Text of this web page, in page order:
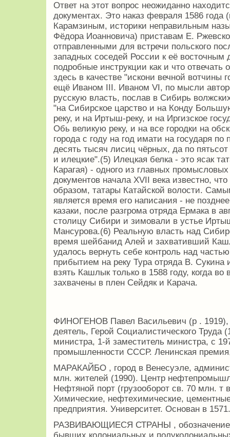
Ответ на этот вопрос неожиданно
документах. Это наказ февраля 1586
Карамзиным, историки неправильным
Фёдора Иоанновича) приставам Е.
отправленными для встречи польского
западных соседей России к её
подробные инструкции как и что
здесь в качестве "искони вечной вотчины
ещё Иваном III. Иваном VI, по мысли
русскую власть, послав в Сибирь
"на Сибирское царство и на Конду
реку, и на Иртыш-реку, и на Иргизское
Обь великую реку, и на все городки на
города с году на год имати на государя
десять тысяч лисиц чёрных, да по
и илецкие".(5) Илецкая белка - это ясак
Карагая) - одного из главных
документов начала XVII века известно,
образом, татары Катайской волости.
является время его написания - не
казаки, после разгрома отряда Ермака в
столицу Сибири и зимовали в устье
Мансурова.(6) Реальную власть над
время шейбанид Алей и захвативший
удалось вернуть себе контроль над
прибытием на реку Тура отряда В. Сукина
взять Кашлык только в 1588 году, когда
захвачены в плен Сейдяк и Карача.
ФИНОГЕНОВ Павел Васильевич (р . 1919),
деятель, Герой Социалистического Труда
министра, 1-й заместитель министра, с
промышленности СССР. Ленинская
МАРАКАЙБО , город в Венесуэле,
млн. жителей (1990). Центр
Нефтяной порт (грузооборот св. 70 млн. т
Химические, нефтехимические,
предприятия. Университет. Основан в 1571.
РАЗВИВАЮЩИЕСЯ СТРАНЫ , обозначение